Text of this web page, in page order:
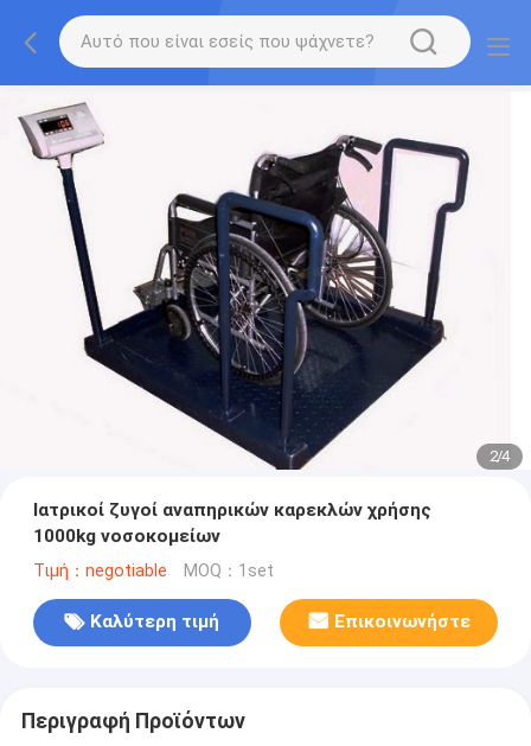
2/4
Ιατρικοί ζυγοί αναπηρικών καρεκλών χρήσης
1000kg νοσοκομείων
Τιμή：negotiable MOQ：1set
Καλύτερη τιμή Επικοινωνήστε
Περιγραφή Προϊόντων